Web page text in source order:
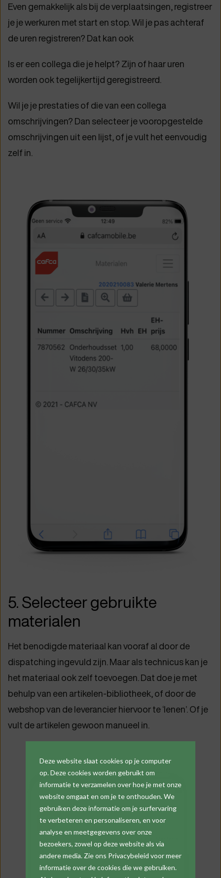
Deze website slaat cookies op je computer
op. Deze cookies worden gebruikt om
informatie te verzamelen over hoe je met onze
website omgaat en om je te onthouden. We
gebruiken deze informatie om je surfervaring
te verbeteren en personaliseren, en voor
analyse en meetgegevens over onze
bezoekers, zowel op deze website als via
andere media. Zie ons Privacybeleid voor meer
informatie over de cookies die we gebruiken.
Even gemakkelijk als bij de verplaatsingen, registreer
je je werkuren met start en stop. Wil je pas achteraf
de uren registreren? Dat kan ook
Is er een collega die je helpt? Zijn of haar uren
worden ook tegelijkertijd geregistreerd.
Wil je je prestaties of die van een collega
omschrijvingen? Dan selecteer je vooropgestelde
omschrijvingen uit een lijst, of je vult het eenvoudig
zelf in.
5. Selecteer gebruikte
materialen
Het benodigde materiaal kan vooraf al door de
dispatching ingevuld zijn. Maar als technicus kan je
het materiaal ook zelf toevoegen. Dat doe je met
behulp van een artikelen-bibliotheek, of door de
webshop van de leverancier hiervoor te ‘lenen’. Of je
vult de artikelen gewoon manueel in.